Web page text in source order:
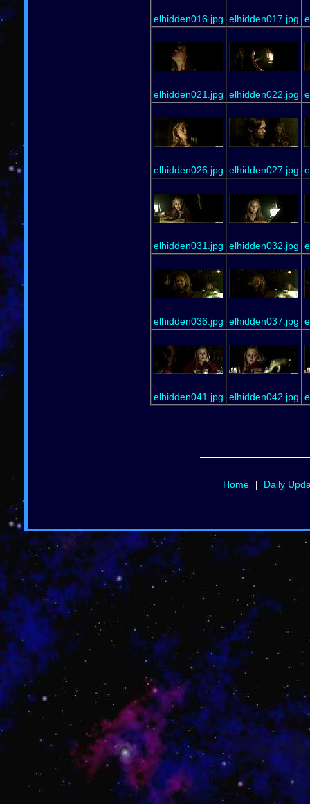
elhidden016.jpg elhidden017.jpg
elhidden021.jpg elhidden022.jpg
elhidden026.jpg elhidden027.jpg
elhidden031.jpg elhidden032.jpg
elhidden036.jpg elhidden037.jpg
elhidden041.jpg elhidden042.jpg
Home| Daily